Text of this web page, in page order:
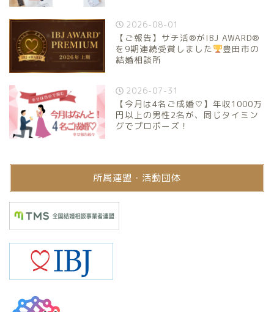
2026-08-01
【ご報告】サチ活®がIBJ AWARD®
を9期連続受賞しました
豊田市の
結婚相談所
2026-07-31
【今月は4名ご成婚♡】年収1000万
円以上の男性2名が、同じタイミン
グでプロポーズ！
所属連盟・活動団体